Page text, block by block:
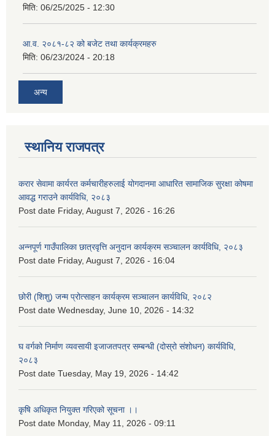
मिति: 06/25/2025 - 12:30
आ.व. २०८१-८२ को बजेट तथा कार्यक्रमहरु
मिति: 06/23/2024 - 20:18
अन्य
स्थानिय राजपत्र
करार सेवामा कार्यरत कर्मचारीहरुलाई योगदानमा आधारित सामाजिक सुरक्षा कोषमा
आवद्ध गराउने कार्यविधि, २०८३
Post date Friday, August 7, 2026 - 16:26
अन्नपूर्ण गाउँपालिका छात्रवृत्ति अनुदान कार्यक्रम सञ्चालन कार्यविधि, २०८३
Post date Friday, August 7, 2026 - 16:04
छोरी (शिशु) जन्म प्रोत्साहन कार्यक्रम सञ्चालन कार्यविधि, २०८२
Post date Wednesday, June 10, 2026 - 14:32
घ वर्गको निर्माण व्यवसायी इजाजतपत्र सम्बन्धी (दोस्रो संशोधन) कार्यविधि,
२०८३
Post date Tuesday, May 19, 2026 - 14:42
कृषि अधिकृत नियुक्त गरिएको सूचना ।।
Post date Monday, May 11, 2026 - 09:11